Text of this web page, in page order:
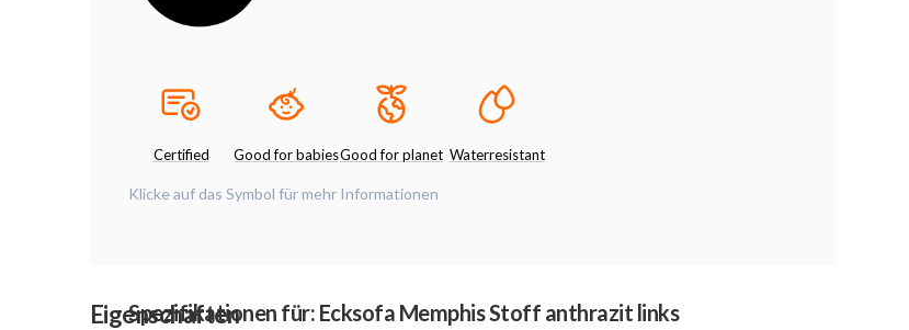
Certified Good for babiesGood for planet Waterresistant
Klicke auf das Symbol für mehr Informationen
Eigenschaften
Spezifikationen für: Ecksofa Memphis Stoff anthrazit links